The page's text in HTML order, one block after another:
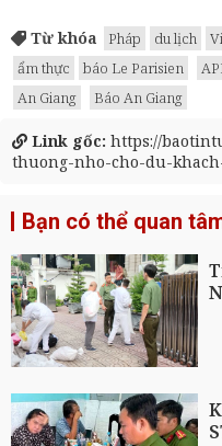
Từ khóa Pháp du lịch
ẩm thực
báo Le Parisien
An Giang
Báo An Giang
Link gốc: https://
thuong-nho-cho-du-
Bạn có thể quan